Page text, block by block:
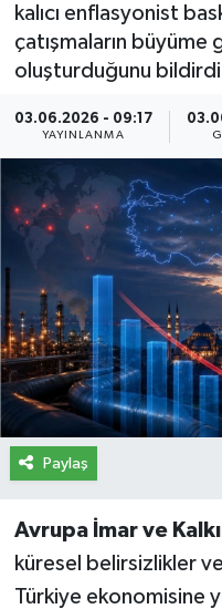
kalıcı enflasyonist
çatışmaların
oluşturduğunu
03.06.2026 - 09:17
YAYINLANMA
Paylaş
Avrupa İmar ve
küresel belirsizlikler
Türkiye ekonomisine
Gizlilik
İletişim
Künye
Yasal Uyarı
BITCOIN